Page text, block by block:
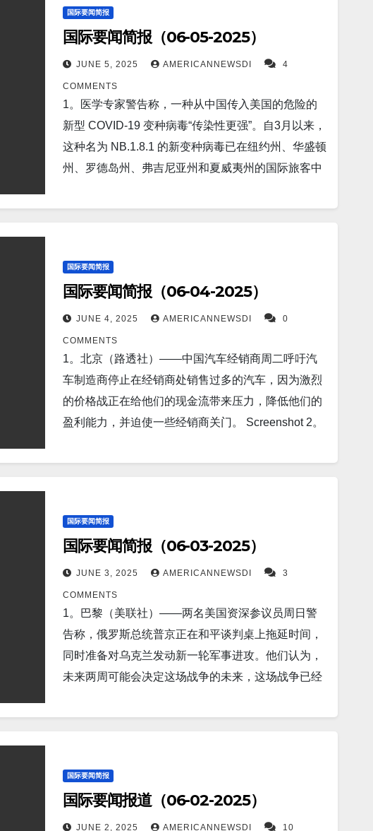
2025 年年龄调整将影响数百万人。1959年出生的人
今年的联邦退休年龄（FRA）将达到66岁零10个月，
而1960年或以后出生的人的联邦退休年龄（FRA）将
达到67岁。这一变化将影响退休人员可领取的福利金
额以及最佳的退休申请时间。 Screenshot 11。据
Interesting Engineering报道，美国公司的固体电动汽
车电池材料有望在 5,000 次循环后增加 50% 的能量
和80% 的使用寿命。…
开发新一代微型高性能喷气发动机。 Screenshot 8。
东京（路透社）——《朝日新闻》周五报道，日本已
放松对美国全面取消 25% 汽车关税的要求，而是提
出一种根据各国对美国汽车业的贡献来降低关税的机
制。 Screenshot 9。据Daily Mail报道，美国国防部
长皮特·赫斯格斯上个月在新加坡举行的一次安全会议
上表示：“北京正在准备使用军事力量来改变印度洋-
太平洋地区的力量平衡”，并补充说五角大楼正在“重
Screenshot…
莉扎赖斯警告称，俄罗斯总统弗拉基米尔普京已经“更
加失控”，并称他“不顾一切”地想要吞并乌克兰。
Screenshot 5。据Fox News报道，文件显示，两名中
国公民因涉嫌走私一种有毒的农作物致死病原体而被
捕，这种病原体也会对人类的健康造成毁灭性的影
响。2022 年，一名中国公民在进入美国时将这种有
毒真菌塞进了自己的靴子里。 Screenshot 6。据The
Guardian 报道，HIV 治疗研究取得突破，研究人
道，美国联邦政府称中国研究人员涉嫌走私致死真菌
到中国近期的出口限制，日本计划在即将举行的关税
谈判中提议加强与美国在稀土供应链方面的合作。
Screenshot 9。据WashingtonExaminer报道，美国国
务卿马可·卢比奥周二发表声明，承认 1989 年天安门
广场大屠杀周年纪念日。在那场屠杀中，数百名中国
抗议者被中国人民解放军杀害和失踪。而马克龙将乌
克兰比作台湾，中国对此感到愤怒。 Screenshot
10。德国法兰克福（美联社）——通胀下降和对美国
担忧，为欧洲央行在周四的政策会议上降息铺平了道
中国周四对 20 名台湾人发出通缉令，称他们代表台
湾执政党在中国大陆执行黑客任务，同时禁止与一家
台湾公司进行交易，该公司的所有者被大陆当局称
为“铁杆台独支持者”。 Screenshot…
国际要闻简报
国际要闻简报（06-05-2025）
JUNE 5, 2025 AMERICANNEWSDI 4
COMMENTS
1。医学专家警告称，一种从中国传入美国的危险的
新型 COVID-19 变种病毒“传染性更强”。自3月以来，
这种名为 NB.1.8.1 的新变种病毒已在纽约州、华盛顿
州、罗德岛州、弗吉尼亚州和夏威夷州的国际旅客中
报道，美国空军启用首个“哨兵”导弹基地，开启下一
布西埃尔将军在迈诺特空军基地正式启动了哨兵地点
激活特遣队（SATAF）第 12 分队。 Screenshot 3。
据Fortune报道，人工智能教父 Yoshua Bengio 表
示，当前的人工智能模型正在表现出欺骗、作弊和撒
谎等危险行为。 Screenshot 4。河内（路透社）——
越南农业部周二表示，越南企业将与美国合作伙伴签
署谅解备忘录，购买价值 20 亿美元的美国农产品，
这是两国达成新贸易协议的努力的一部分。
警告：俄罗斯24000吨核潜艇将携带96枚弹头巡逻北
下降的趋势，缓解人口老龄化的压力。 Screenshot
7。据Boston报道，随着加拿大野火产生的烟雾移至
美东地区，周三将迎来夏季高温，天空将变得阴霾。
据国家气象局称，从周二晚开始，来自西部的烟雾
将“高空”移动至该地区，并于周三深夜向东移动。
Screenshot 8。据Reuters报道，伊朗领导人哈梅内伊
拒绝美国核提议，誓言继续浓缩铀。 Screenshot 9。
据The Independent报道，泽连斯基对俄罗斯发动了
里有牌。 Screenshot 10。据Fortune报道，股票市场
Associated Press报道，德国新政府推出鼓励投资、
提振经济的计划。 Screenshot 12。香港（路透社）
——香港特首周二表示，中国最近罢免了以国家安全
国际要闻简报
国际要闻简报（06-04-2025）
JUNE 4, 2025 AMERICANNEWSDI 0
COMMENTS
1。北京（路透社）——中国汽车经销商周二呼吁汽
车制造商停止在经销商处销售过多的汽车，因为激烈
的价格战正在给他们的现金流带来压力，降低他们的
盈利能力，并迫使一些经销商关门。 Screenshot 2。
卫生官员宣布紧急状态：“强调主动监测的重要性”。
数急剧上升。 Screenshot 3。据Business Insider报
道，乌克兰正在使用人工智能自动炮塔击落俄罗斯毁
灭性的 Shahed 无人机。 Screenshot 4。据
WashingtonExaminer报道，特朗普警告伊朗永远不
能进行铀浓缩后表示，美国正以历史性速度储存武
器。 Screenshot 5。据Irish Star报道，北约国家警告
称，俄罗斯核攻击“可能只需 90 分钟”。 Screenshot
6。据Newsweek报道，美国计划在九月下旬之前为
弹，以对抗中国的海军建设。 Screenshot 7。据
了中国和其他国家的主权主张。 Screenshot 8。据
Earth.com报道，科学家发明无需充电即可使
用 5700 年的电池。布里斯托大学能源材料学教授尼
国际要闻简报
国际要闻简报（06-03-2025）
JUNE 3, 2025 AMERICANNEWSDI 3
COMMENTS
1。巴黎（美联社）——两名美国资深参议员周日警
告称，俄罗斯总统普京正在和平谈判桌上拖延时间，
同时准备对乌克兰发动新一轮军事进攻。他们认为，
未来两周可能会决定这场战争的未来，这场战争已经
的安全版图。 Screenshot 2。据The Mirror US报道，
3。据The Independent报道，根据基尔·斯塔默爵士
即将发布的国防评估报告，面对日益加剧的全球威
胁，英国计划建造多达 12 艘新型核动力攻击潜艇。
国际要闻简报
国际要闻报道（06-02-2025）
JUNE 2, 2025 AMERICANNEWSDI 10